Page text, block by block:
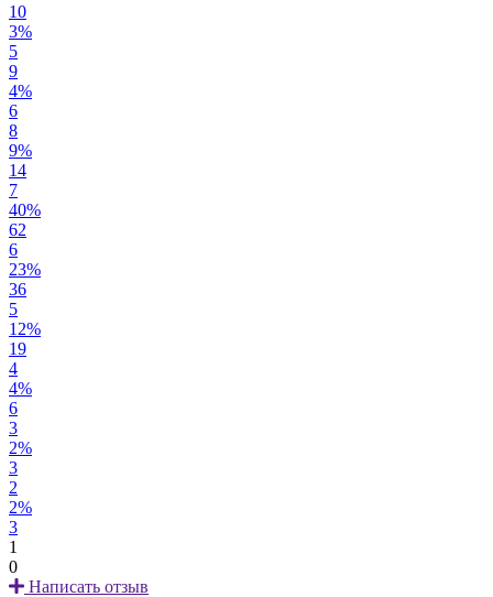
10
3%
5
9
4%
6
8
9%
14
7
40%
62
6
23%
36
5
12%
19
4
4%
6
3
2%
3
2
2%
3
1
0
Написать отзыв